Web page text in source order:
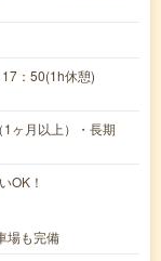
：50(1h休憩)
ヶ月以上）・長期
OK！
も完備